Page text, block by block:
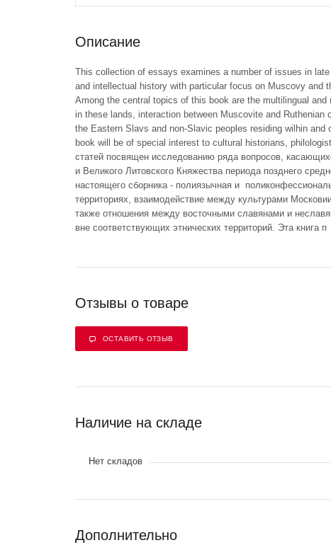
Описание
This collection of essays examines a number of issues in
and intellectual history with particular focus on Muscovy and
Among the central topics of this book are the multilingual
in these lands, interaction between Muscovite and Ruthenian
the Eastern Slavs and non-Slavic peoples residing wilhin and
book will be of special interest to cultural historians,
статей посвящен исследованию ряда вопросов,
и Великого Литовского Княжества периода позднего
настоящего сборника - полиязычная и
территориях, взаимодействие между культурами
также отношения между восточными славянами и
вне соответствующих этнических территорий. Эта книга п
Отзывы о товаре
ОСТАВИТЬ ОТЗЫВ
Наличие на складе
Нет складов
Дополнительно